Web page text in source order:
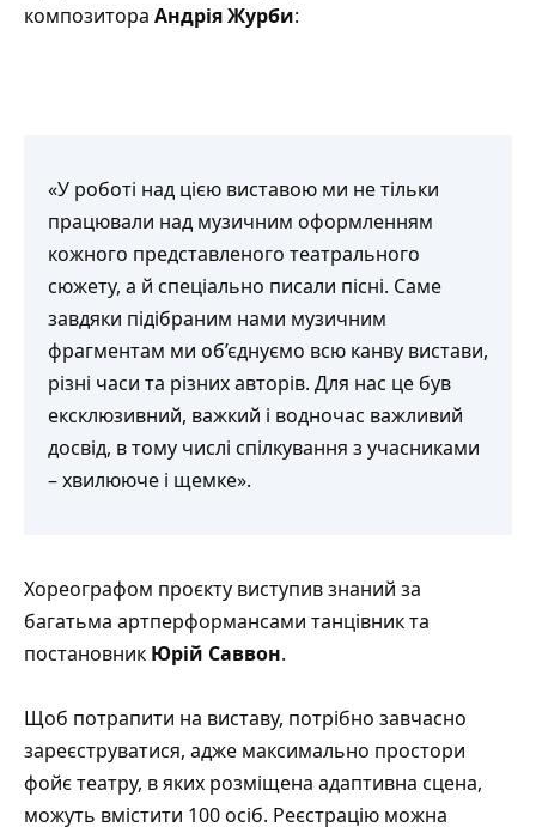
композитора Андрія Журби:
«У роботі над цією виставою ми не тільки
працювали над музичним оформленням
кожного представленого театрального
сюжету, а й спеціально писали пісні. Саме
завдяки підібраним нами музичним
фрагментам ми об’єднуємо всю канву вистави,
різні часи та різних авторів. Для нас це був
ексклюзивний, важкий і водночас важливий
досвід, в тому числі спілкування з учасниками
– хвилююче і щемке».
Хореографом проєкту виступив знаний за
багатьма артперформансами танцівник та
постановник Юрій Саввон.
Щоб потрапити на виставу, потрібно завчасно
зареєструватися, адже максимально простори
фойє театру, в яких розміщена адаптивна сцена,
можуть вмістити 100 осіб. Реєстрацію можна